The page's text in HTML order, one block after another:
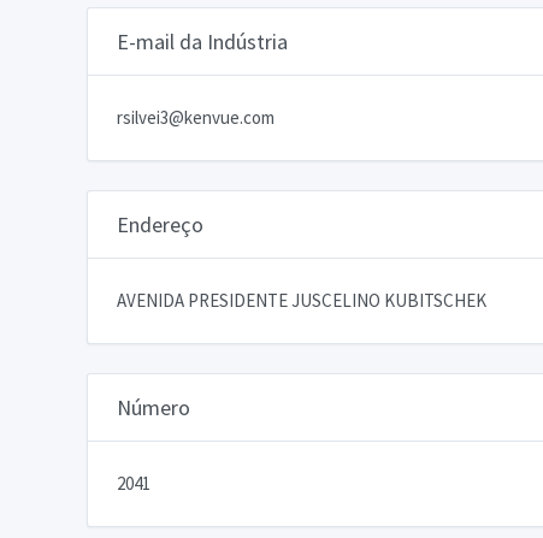
E-mail da Indústria
rsilvei3@kenvue.com
Endereço
AVENIDA PRESIDENTE JUSCELINO KUBITSCHEK
Número
2041